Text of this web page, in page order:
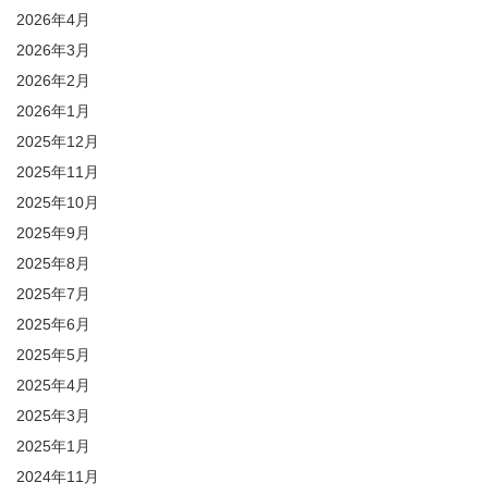
2026年4月
2026年3月
2026年2月
2026年1月
2025年12月
2025年11月
2025年10月
2025年9月
2025年8月
2025年7月
2025年6月
2025年5月
2025年4月
2025年3月
2025年1月
2024年11月